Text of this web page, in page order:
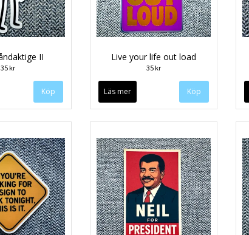
II
35 kr
Live your life out load
35 kr
Läs mer